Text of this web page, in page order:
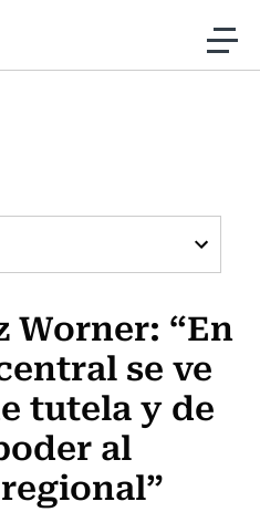
al contenido
Usach
Worner: “En
se ve
tutela y de
al